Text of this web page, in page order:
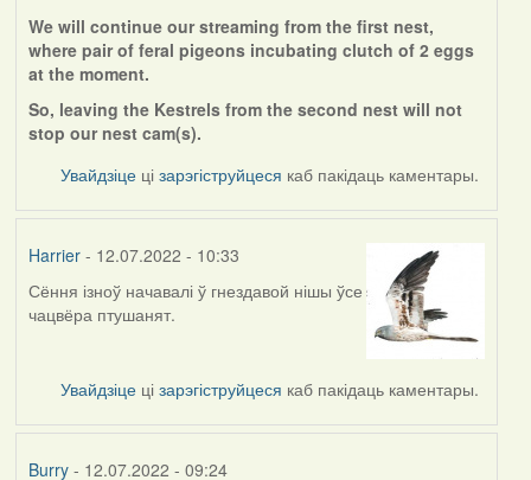
We will continue our streaming from the first nest,
where pair of feral pigeons incubating clutch of 2 eggs
at the moment.
So, leaving the Kestrels from the second nest will not
stop our nest cam(s).
Увайдзіце цізарэгіструйцеся каб пакідаць каментары.
Harrier- 12.07.2022 - 10:33
Сёння ізноў начавалі ў гнездавой нішы ўсе
чацвёра птушанят.
Увайдзіце цізарэгіструйцеся каб пакідаць каментары.
Burry- 12.07.2022 - 09:24